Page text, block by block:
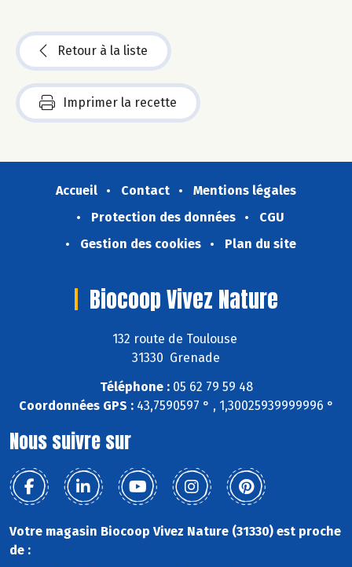
Retour à la liste
Imprimer la recette
Accueil Contact
Mentions légales
Protection des données
CGU
Gestion des cookies
Plan du site
Biocoop Vivez Nature
132 route de Toulouse
31330 Grenade
Téléphone :05 62 79 59 48
Coordonnées GPS :43,7590597 ° , 1,30025939999996 °
Nous suivre sur
Votre magasin Biocoop Vivez Nature (31330) est proche
de :